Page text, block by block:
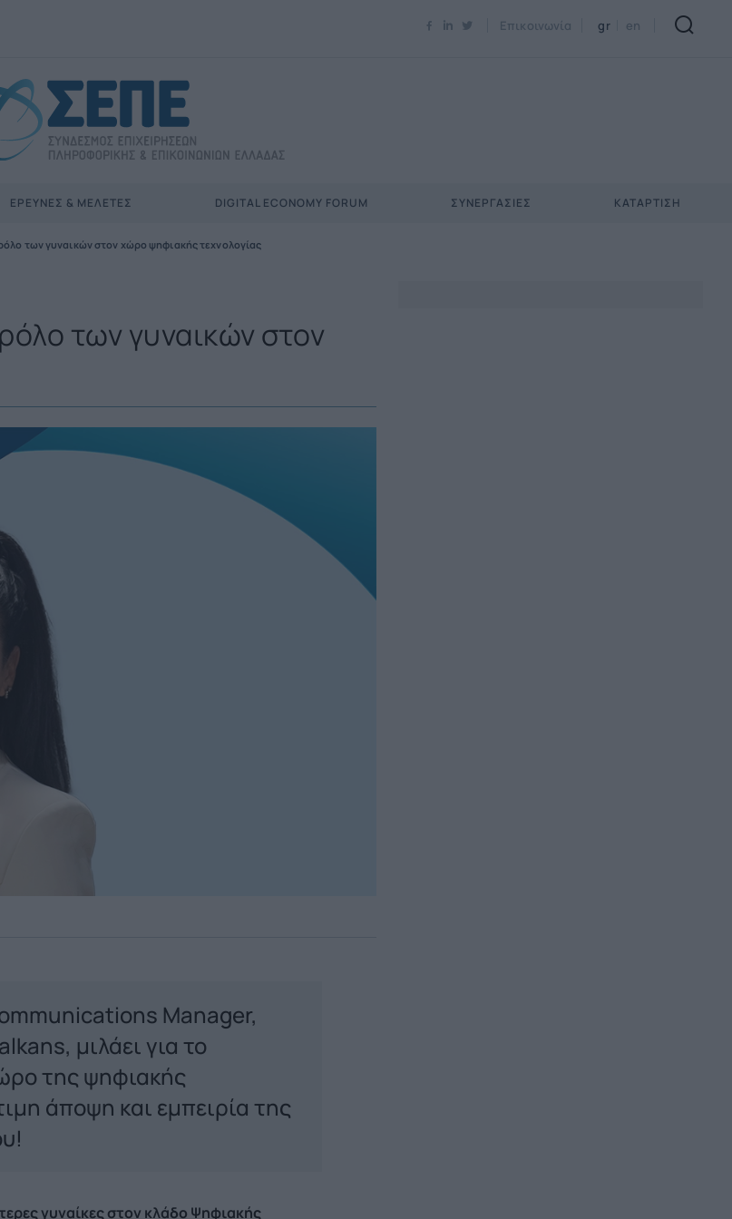
Επικοινωνία gr en
ΈΡΕΥΝΕΣ & ΜΕΛΈΤΕΣ DIGITAL ECONOMY FORUM ΣΥΝΕΡΓΑΣΊΕΣ ΚΑΤΆΡΤΙΣΗ
των γυναικών στον χώρο ψηφιακής τεχνολογίας
των γυναικών στον
Manager,
μιλάει για το
της ψηφιακής
άποψη και εμπειρία της
γυναίκες στον κλάδο Ψηφιακής